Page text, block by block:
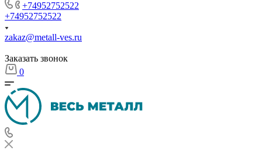
+74952752522
+74952752522
zakaz@metall-ves.ru
Заказать звонок
0